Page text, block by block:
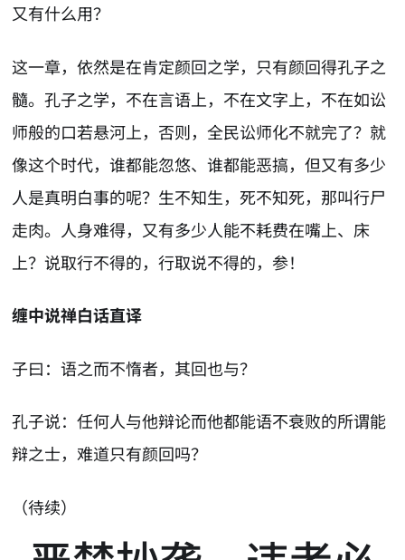
又有什么用？
这一章，依然是在肯定颜回之学，只有颜回得孔子之
髓。孔子之学，不在言语上，不在文字上，不在如讼
师般的口若悬河上，否则，全民讼师化不就完了？就
像这个时代，谁都能忽悠、谁都能恶搞，但又有多少
人是真明白事的呢？生不知生，死不知死，那叫行尸
走肉。人身难得，又有多少人能不耗费在嘴上、床
上？说取行不得的，行取说不得的，参！
缠中说禅白话直译
子曰：语之而不惰者，其回也与？
孔子说：任何人与他辩论而他都能语不衰败的所谓能
辩之士，难道只有颜回吗？
（待续）